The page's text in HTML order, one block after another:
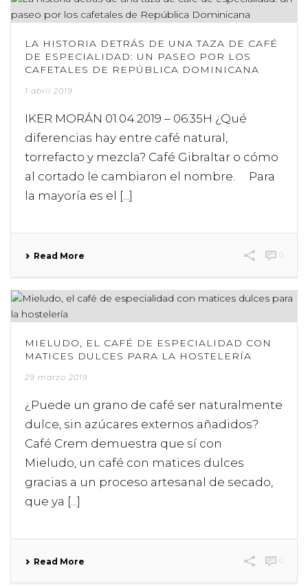
LA HISTORIA DETRÁS DE UNA TAZA DE CAFÉ
DE ESPECIALIDAD: UN PASEO POR LOS
CAFETALES DE REPÚBLICA DOMINICANA
1 abril 2019
IKER MORÁN 01.04.2019 – 06:35H ¿Qué
diferencias hay entre café natural,
torrefacto y mezcla? Café Gibraltar o cómo
al cortado le cambiaron el nombre. Para
la mayoría es el [...]
Read More 0
MIELUDO, EL CAFÉ DE ESPECIALIDAD CON
MATICES DULCES PARA LA HOSTELERÍA
29 marzo 2019
¿Puede un grano de café ser naturalmente
dulce, sin azúcares externos añadidos?
Café Crem demuestra que sí con
Mieludo, un café con matices dulces
gracias a un proceso artesanal de secado,
que ya [...]
Read More 0